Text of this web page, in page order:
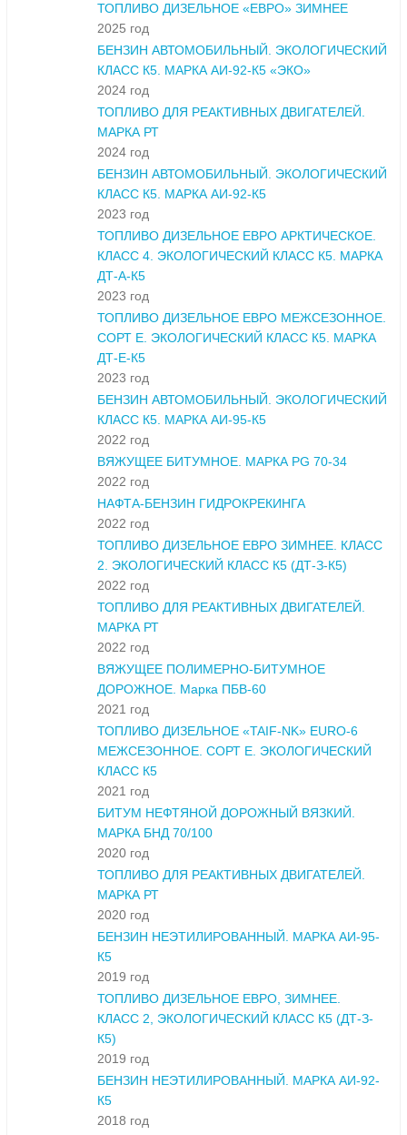
ТОПЛИВО ДИЗЕЛЬНОЕ «ЕВРО» ЗИМНЕЕ
2025 год
БЕНЗИН АВТОМОБИЛЬНЫЙ. ЭКОЛОГИЧЕСКИЙ
КЛАСС К5. МАРКА АИ-92-К5 «ЭКО»
2024 год
ТОПЛИВО ДЛЯ РЕАКТИВНЫХ ДВИГАТЕЛЕЙ.
МАРКА РТ
2024 год
БЕНЗИН АВТОМОБИЛЬНЫЙ. ЭКОЛОГИЧЕСКИЙ
КЛАСС К5. МАРКА АИ-92-К5
2023 год
ТОПЛИВО ДИЗЕЛЬНОЕ ЕВРО АРКТИЧЕСКОЕ.
КЛАСС 4. ЭКОЛОГИЧЕСКИЙ КЛАСС К5. МАРКА
ДТ-А-К5
2023 год
ТОПЛИВО ДИЗЕЛЬНОЕ ЕВРО МЕЖСЕЗОННОЕ.
СОРТ Е. ЭКОЛОГИЧЕСКИЙ КЛАСС К5. МАРКА
ДТ-Е-К5
2023 год
БЕНЗИН АВТОМОБИЛЬНЫЙ. ЭКОЛОГИЧЕСКИЙ
КЛАСС К5. МАРКА АИ-95-К5
2022 год
ВЯЖУЩЕЕ БИТУМНОЕ. МАРКА PG 70-34
2022 год
НАФТА-БЕНЗИН ГИДРОКРЕКИНГА
2022 год
ТОПЛИВО ДИЗЕЛЬНОЕ ЕВРО ЗИМНЕЕ. КЛАСС
2. ЭКОЛОГИЧЕСКИЙ КЛАСС К5 (ДТ-З-К5)
2022 год
ТОПЛИВО ДЛЯ РЕАКТИВНЫХ ДВИГАТЕЛЕЙ.
МАРКА РТ
2022 год
ВЯЖУЩЕЕ ПОЛИМЕРНО-БИТУМНОЕ
ДОРОЖНОЕ. Марка ПБВ-60
2021 год
ТОПЛИВО ДИЗЕЛЬНОЕ «TAIF-NK» ЕURO-6
МЕЖСЕЗОННОЕ. СОРТ Е. ЭКОЛОГИЧЕСКИЙ
КЛАСС К5
2021 год
БИТУМ НЕФТЯНОЙ ДОРОЖНЫЙ ВЯЗКИЙ.
МАРКА БНД 70/100
2020 год
ТОПЛИВО ДЛЯ РЕАКТИВНЫХ ДВИГАТЕЛЕЙ.
МАРКА РТ
2020 год
БЕНЗИН НЕЭТИЛИРОВАННЫЙ. МАРКА АИ-95-
К5
2019 год
ТОПЛИВО ДИЗЕЛЬНОЕ ЕВРО, ЗИМНЕЕ.
КЛАСС 2, ЭКОЛОГИЧЕСКИЙ КЛАСС К5 (ДТ-З-
К5)
2019 год
БЕНЗИН НЕЭТИЛИРОВАННЫЙ. МАРКА АИ-92-
К5
2018 год